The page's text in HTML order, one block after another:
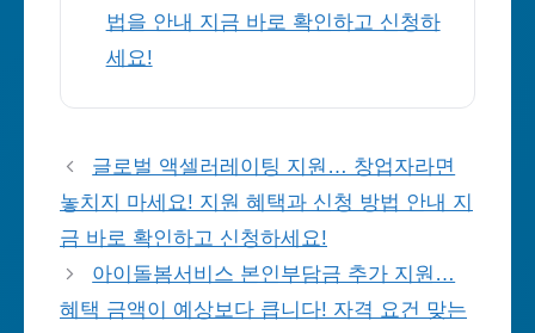
법을 안내 지금 바로 확인하고 신청하
세요!
글로벌 액셀러레이팅 지원… 창업자라면
놓치지 마세요! 지원 혜택과 신청 방법 안내 지
금 바로 확인하고 신청하세요!
아이돌봄서비스 본인부담금 추가 지원…
혜택 금액이 예상보다 큽니다! 자격 요건 맞는